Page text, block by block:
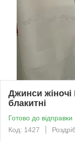
Джинси жіночі
блакитні
Готово до відправки
Код: 1427